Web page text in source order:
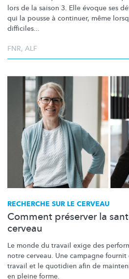
lors de la saison 3. Elle évoque ses
qui la pousse à continuer, même
difficiles...
FNR, ALF
RECHERCHE SUR LE CERVEAU
Comment préserver la
cerveau
Le monde du travail exige des
notre cerveau. Une campagne
travail et le quotidien afin de
en pleine forme.